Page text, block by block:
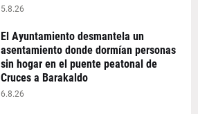
5.8.26
El Ayuntamiento desmantela un
asentamiento donde dormían personas
sin hogar en el puente peatonal de
Cruces a Barakaldo
6.8.26